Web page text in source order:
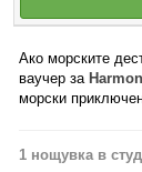
Ако морските
ваучер за
морски
1 нощувка в